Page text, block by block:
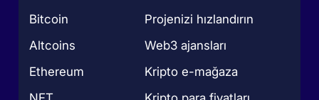
Bitcoin
Altcoins
Ethereum
Projenizi hızlandırın
Web3 ajansları
Kripto e-mağaza